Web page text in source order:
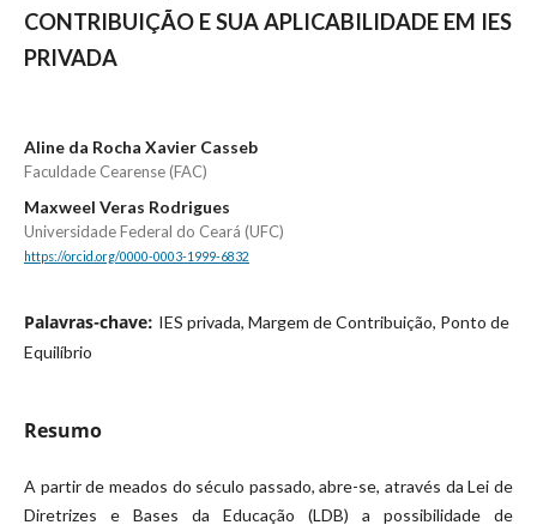
CONTRIBUIÇÃO E SUA APLICABILIDADE EM IES
PRIVADA
Aline da Rocha Xavier Casseb
Faculdade Cearense (FAC)
Maxweel Veras Rodrigues
Universidade Federal do Ceará (UFC)
https://orcid.org/0000-0003-1999-6832
Palavras-chave: IES privada, Margem de Contribuição, Ponto de
Equilíbrio
Resumo
A partir de meados do século passado, abre-se, através da Lei de
Diretrizes e Bases da Educação (LDB) a possibilidade de